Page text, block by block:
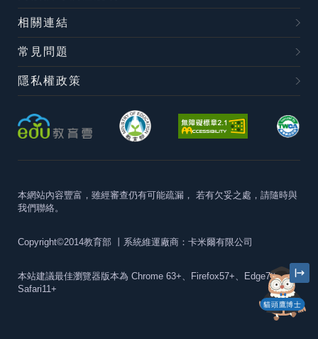
貓頭鷹博士
相關連結
常見問題
隱私權政策
本網站內容豐富，雖經審查仍有可能疏漏， 若有欠妥之處，請隨時與
我們聯絡。
Copyright©2014教育部 丨系統維運廠商：卡米爾有限公司
本站建議最佳瀏覽器版本為 Chrome 63+、Firefox57+、Edge79+及
Safari11+